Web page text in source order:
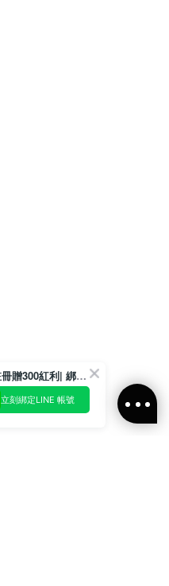
官網註冊贈300紅利| 綁定LINE再領取專屬優惠
立刻綁定LINE 帳號